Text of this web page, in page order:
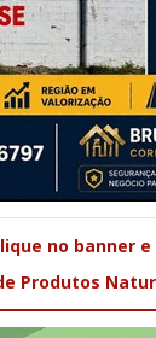
no banner
Produtos